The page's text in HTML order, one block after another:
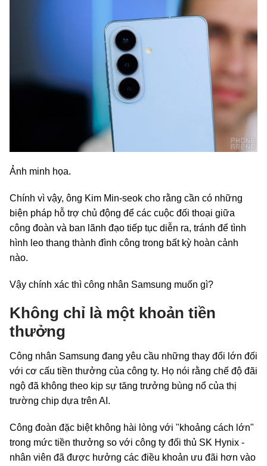
Ảnh minh họa.
Chính vì vậy, ông Kim Min-seok cho rằng cần có những
biện pháp hỗ trợ chủ động để các cuộc đối thoại giữa
công đoàn và ban lãnh đạo tiếp tục diễn ra, tránh để tình
hình leo thang thành đình công trong bất kỳ hoàn cảnh
nào.
Vậy chính xác thì công nhân Samsung muốn gì?
Không chỉ là một khoản tiền
thưởng
Công nhân Samsung đang yêu cầu những thay đổi lớn đối
với cơ cấu tiền thưởng của công ty. Họ nói rằng chế độ đãi
ngộ đã không theo kịp sự tăng trưởng bùng nổ của thị
trường chip dựa trên AI.
Công đoàn đặc biệt không hài lòng với "khoảng cách lớn"
trong mức tiền thưởng so với công ty đối thủ SK Hynix -
nhân viên đã được hưởng các điều khoản ưu đãi hơn vào